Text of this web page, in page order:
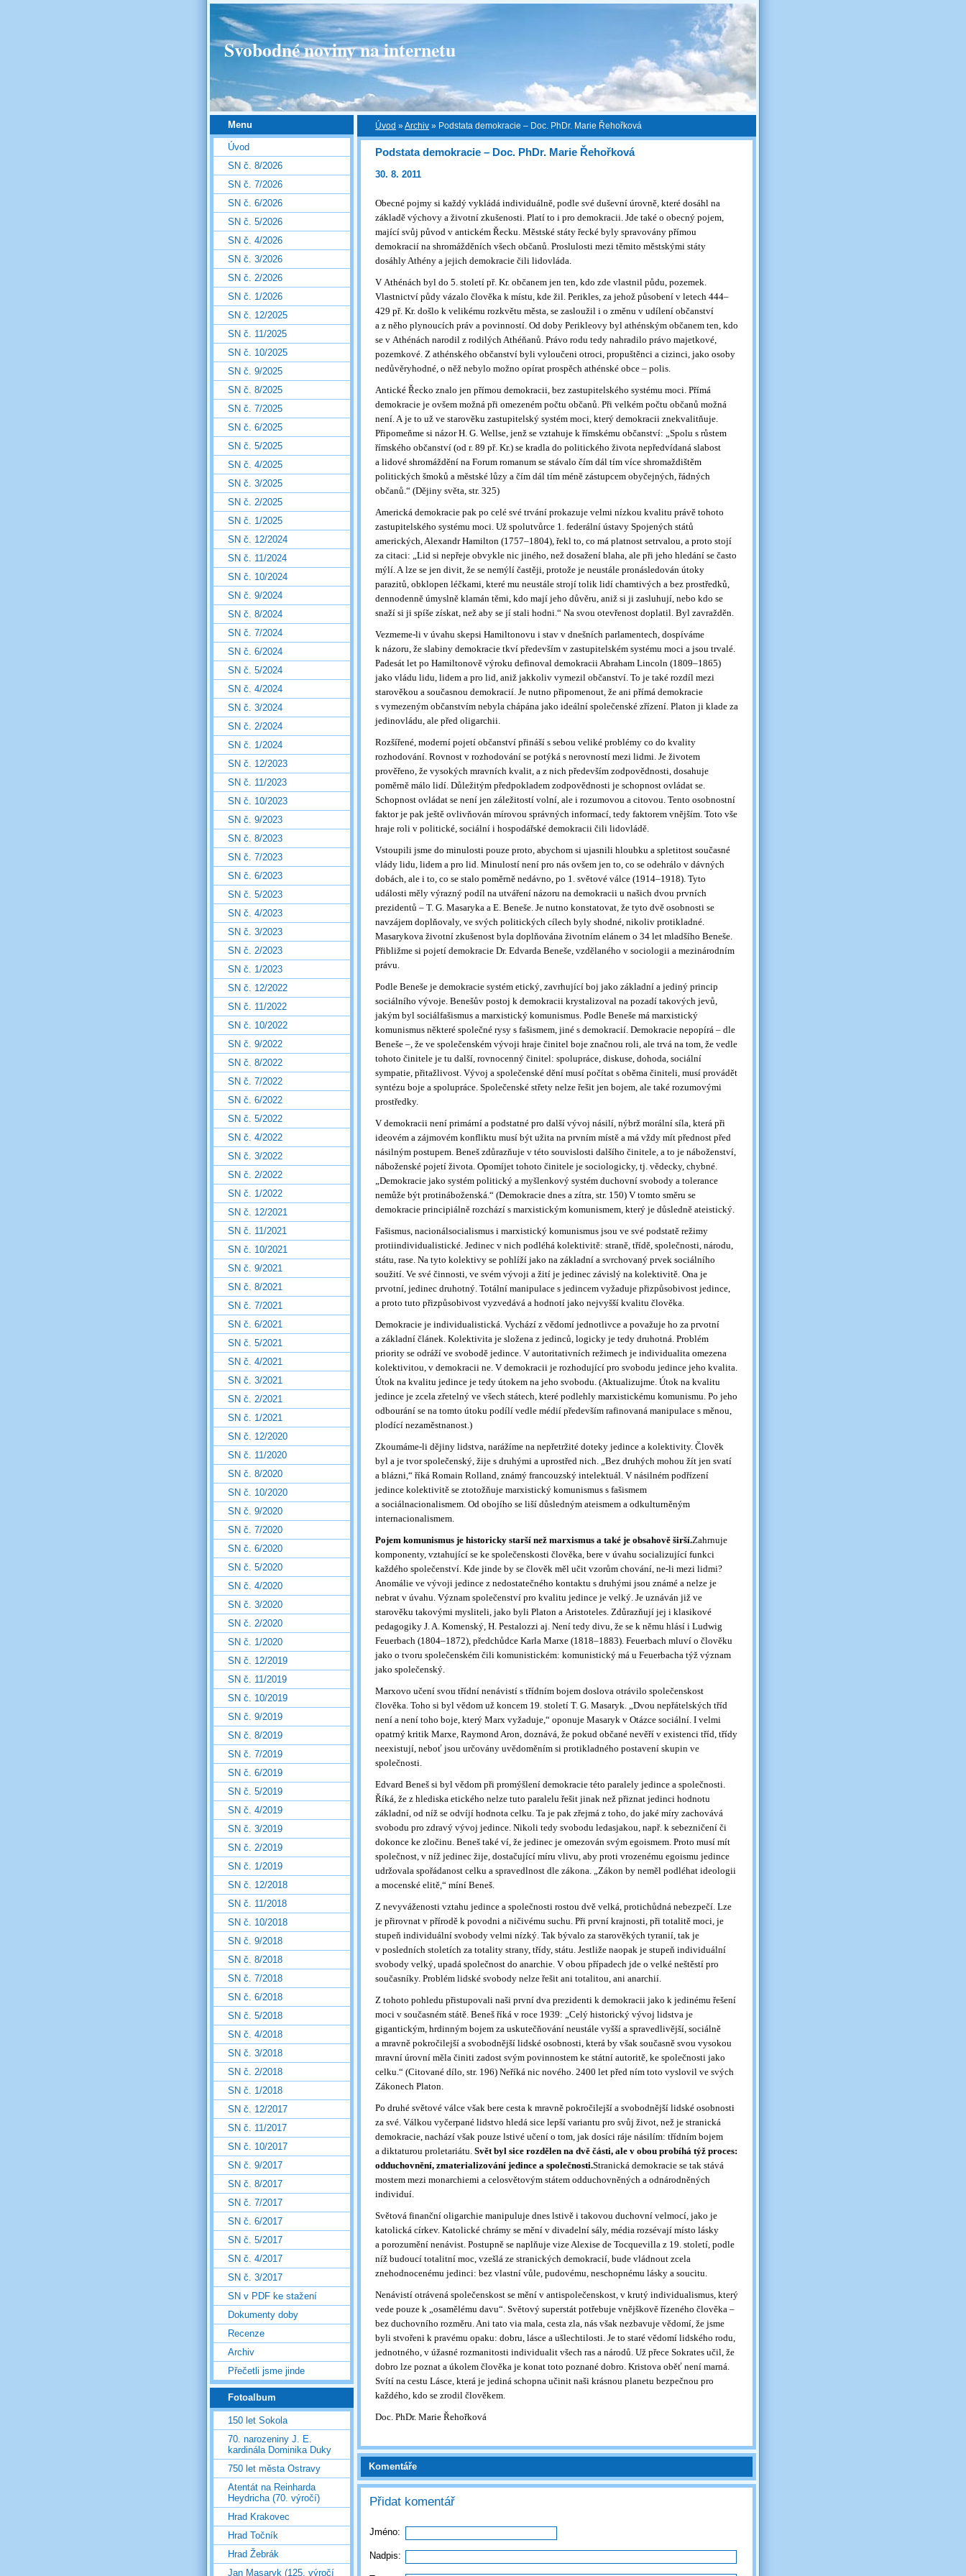
Svobodné noviny na internetu
Úvod »Archiv » Podstata demokracie – Doc. PhDr. Marie Řehořková
Podstata demokracie – Doc. PhDr. Marie Řehořková
30. 8. 2011
Obecné pojmy si každý vykládá individuálně, podle své duševní úrovně, které dosáhl na
základě výchovy a životní zkušenosti. Platí to i pro demokracii. Jde také o obecný pojem,
mající svůj původ v antickém Řecku. Městské státy řecké byly spravovány přímou
demokracií na shromážděních všech občanů. Proslulosti mezi těmito městskými státy
dosáhly Athény a jejich demokracie čili lidovláda.
V Athénách byl do 5. století př. Kr. občanem jen ten, kdo zde vlastnil půdu, pozemek.
Vlastnictví půdy vázalo člověka k místu, kde žil. Perikles, za jehož působení v letech 444–
429 př. Kr. došlo k velikému rozkvětu města, se zasloužil i o změnu v udílení občanství
a z něho plynoucích práv a povinností. Od doby Perikleovy byl athénským občanem ten, kdo
se v Athénách narodil z rodilých Athéňanů. Právo rodu tedy nahradilo právo majetkové,
pozemkové. Z athénského občanství byli vyloučeni otroci, propuštěnci a cizinci, jako osoby
nedůvěryhodné, o něž nebylo možno opírat prospěch athénské obce – polis.
Antické Řecko znalo jen přímou demokracii, bez zastupitelského systému moci. Přímá
demokracie je ovšem možná při omezeném počtu občanů. Při velkém počtu občanů možná
není. A je to už ve starověku zastupitelský systém moci, který demokracii znekvalitňuje.
Připomeňme si názor H. G. Wellse, jenž se vztahuje k římskému občanství: „Spolu s růstem
římského občanství (od r. 89 př. Kr.) se kradla do politického života nepředvídaná slabost
a lidové shromáždění na Forum romanum se stávalo čím dál tím více shromaždištěm
politických šmoků a městské lůzy a čím dál tím méně zástupcem obyčejných, řádných
občanů.“ (Dějiny světa, str. 325)
Americká demokracie pak po celé své trvání prokazuje velmi nízkou kvalitu právě tohoto
zastupitelského systému moci. Už spolutvůrce 1. federální ústavy Spojených států
amerických, Alexandr Hamilton (1757–1804), řekl to, co má platnost setrvalou, a proto stojí
za citaci: „Lid si nepřeje obvykle nic jiného, než dosažení blaha, ale při jeho hledání se často
mýlí. A lze se jen divit, že se nemýlí častěji, protože je neustále pronásledován útoky
parazitů, obklopen léčkami, které mu neustále strojí tolik lidí chamtivých a bez prostředků,
dennodenně úmyslně klamán těmi, kdo mají jeho důvěru, aniž si ji zasluhují, nebo kdo se
snaží si ji spíše získat, než aby se jí stali hodni.“ Na svou otevřenost doplatil. Byl zavražděn.
Vezmeme-li v úvahu skepsi Hamiltonovu i stav v dnešních parlamentech, dospíváme
k názoru, že slabiny demokracie tkví především v zastupitelském systému moci a jsou trvalé.
Padesát let po Hamiltonově výroku definoval demokracii Abraham Lincoln (1809–1865)
jako vládu lidu, lidem a pro lid, aniž jakkoliv vymezil občanství. To je také rozdíl mezi
starověkou a současnou demokracií. Je nutno připomenout, že ani přímá demokracie
s vymezeným občanstvím nebyla chápána jako ideální společenské zřízení. Platon ji klade za
jedinovládu, ale před oligarchii.
Rozšířené, moderní pojetí občanství přináší s sebou veliké problémy co do kvality
rozhodování. Rovnost v rozhodování se potýká s nerovností mezi lidmi. Je životem
prověřeno, že vysokých mravních kvalit, a z nich především zodpovědnosti, dosahuje
poměrně málo lidí. Důležitým předpokladem zodpovědnosti je schopnost ovládat se.
Schopnost ovládat se není jen záležitostí volní, ale i rozumovou a citovou. Tento osobnostní
faktor je pak ještě ovlivňován mírovou správných informací, tedy faktorem vnějším. Toto vše
hraje roli v politické, sociální i hospodářské demokracii čili lidovládě.
Vstoupili jsme do minulosti pouze proto, abychom si ujasnili hloubku a spletitost současné
vlády lidu, lidem a pro lid. Minulostí není pro nás ovšem jen to, co se odehrálo v dávných
dobách, ale i to, co se stalo poměrně nedávno, po 1. světové válce (1914–1918). Tyto
události měly výrazný podíl na utváření názoru na demokracii u našich dvou prvních
prezidentů – T. G. Masaryka a E. Beneše. Je nutno konstatovat, že tyto dvě osobnosti se
navzájem doplňovaly, ve svých politických cílech byly shodné, nikoliv protikladné.
Masarykova životní zkušenost byla doplňována životním elánem o 34 let mladšího Beneše.
Přibližme si pojetí demokracie Dr. Edvarda Beneše, vzdělaného v sociologii a mezinárodním
právu.
Podle Beneše je demokracie systém etický, zavrhující boj jako základní a jediný princip
sociálního vývoje. Benešův postoj k demokracii krystalizoval na pozadí takových jevů,
jakým byl sociálfašismus a marxistický komunismus. Podle Beneše má marxistický
komunismus některé společné rysy s fašismem, jiné s demokracií. Demokracie nepopírá – dle
Beneše –, že ve společenském vývoji hraje činitel boje značnou roli, ale trvá na tom, že vedle
tohoto činitele je tu další, rovnocenný činitel: spolupráce, diskuse, dohoda, sociální
sympatie, přitažlivost. Vývoj a společenské dění musí počítat s oběma činiteli, musí provádět
syntézu boje a spolupráce. Společenské střety nelze řešit jen bojem, ale také rozumovými
prostředky.
V demokracii není primární a podstatné pro další vývoj násilí, nýbrž morální síla, která při
ideovém a zájmovém konfliktu musí být užita na prvním místě a má vždy mít přednost před
násilným postupem. Beneš zdůrazňuje v této souvislosti dalšího činitele, a to je náboženství,
náboženské pojetí života. Opomíjet tohoto činitele je sociologicky, tj. vědecky, chybné.
„Demokracie jako systém politický a myšlenkový systém duchovní svobody a tolerance
nemůže být protináboženská.“ (Demokracie dnes a zítra, str. 150) V tomto směru se
demokracie principiálně rozchází s marxistickým komunismem, který je důsledně ateistický.
Fašismus, nacionálsocialismus i marxistický komunismus jsou ve své podstatě režimy
protiindividualistické. Jedinec v nich podléhá kolektivitě: straně, třídě, společnosti, národu,
státu, rase. Na tyto kolektivy se pohlíží jako na základní a svrchovaný prvek sociálního
soužití. Ve své činnosti, ve svém vývoji a žití je jedinec závislý na kolektivitě. Ona je
prvotní, jedinec druhotný. Totální manipulace s jedincem vyžaduje přizpůsobivost jedince,
a proto tuto přizpůsobivost vyzvedává a hodnotí jako nejvyšší kvalitu člověka.
Demokracie je individualistická. Vychází z vědomí jednotlivce a považuje ho za prvotní
a základní článek. Kolektivita je složena z jedinců, logicky je tedy druhotná. Problém
priority se odráží ve svobodě jedince. V autoritativních režimech je individualita omezena
kolektivitou, v demokracii ne. V demokracii je rozhodující pro svobodu jedince jeho kvalita.
Útok na kvalitu jedince je tedy útokem na jeho svobodu. (Aktualizujme. Útok na kvalitu
jedince je zcela zřetelný ve všech státech, které podlehly marxistickému komunismu. Po jeho
odbourání se na tomto útoku podílí vedle médií především rafinovaná manipulace s měnou,
plodící nezaměstnanost.)
Zkoumáme-li dějiny lidstva, narážíme na nepřetržité doteky jedince a kolektivity. Člověk
byl a je tvor společenský, žije s druhými a uprostřed nich. „Bez druhých mohou žít jen svatí
a blázni,“ říká Romain Rolland, známý francouzský intelektuál. V násilném podřízení
jedince kolektivitě se ztotožňuje marxistický komunismus s fašismem
a sociálnacionalismem. Od obojího se liší důsledným ateismem a odkulturněným
internacionalismem.
Pojem komunismus je historicky starší než marxismus a také je obsahově širší.Zahrnuje
komponenty, vztahující se ke společenskosti člověka, bere v úvahu socializující funkci
každého společenství. Kde jinde by se člověk měl učit vzorům chování, ne-li mezi lidmi?
Anomálie ve vývoji jedince z nedostatečného kontaktu s druhými jsou známé a nelze je
nebrat v úvahu. Význam společenství pro kvalitu jedince je velký. Je uznáván již ve
starověku takovými mysliteli, jako byli Platon a Aristoteles. Zdůrazňují jej i klasikové
pedagogiky J. A. Komenský, H. Pestalozzi aj. Není tedy divu, že se k němu hlásí i Ludwig
Feuerbach (1804–1872), předchůdce Karla Marxe (1818–1883). Feuerbach mluví o člověku
jako o tvoru společenském čili komunistickém: komunistický má u Feuerbacha týž význam
jako společenský.
Marxovo učení svou třídní nenávistí s třídním bojem doslova otrávilo společenskost
člověka. Toho si byl vědom už koncem 19. století T. G. Masaryk. „Dvou nepřátelských tříd
není a není toho boje, který Marx vyžaduje,“ oponuje Masaryk v Otázce sociální. I velmi
opatrný kritik Marxe, Raymond Aron, doznává, že pokud občané nevěří v existenci tříd, třídy
neexistují, neboť jsou určovány uvědoměním si protikladného postavení skupin ve
společnosti.
Edvard Beneš si byl vědom při promýšlení demokracie této paralely jedince a společnosti.
Říká, že z hlediska etického nelze tuto paralelu řešit jinak než přiznat jedinci hodnotu
základní, od níž se odvíjí hodnota celku. Ta je pak zřejmá z toho, do jaké míry zachovává
svobodu pro zdravý vývoj jedince. Nikoli tedy svobodu ledasjakou, např. k sebezničení či
dokonce ke zločinu. Beneš také ví, že jedinec je omezován svým egoismem. Proto musí mít
společnost, v níž jedinec žije, dostačující míru vlivu, aby proti vrozenému egoismu jedince
udržovala spořádanost celku a spravedlnost dle zákona. „Zákon by neměl podléhat ideologii
a mocenské elitě,“ míní Beneš.
Z nevyváženosti vztahu jedince a společnosti rostou dvě velká, protichůdná nebezpečí. Lze
je přirovnat v přírodě k povodni a ničivému suchu. Při první krajnosti, při totalitě moci, je
stupeň individuální svobody velmi nízký. Tak bývalo za starověkých tyranií, tak je
v posledních stoletích za totality strany, třídy, státu. Jestliže naopak je stupeň individuální
svobody velký, upadá společnost do anarchie. V obou případech jde o velké neštěstí pro
současníky. Problém lidské svobody nelze řešit ani totalitou, ani anarchií.
Z tohoto pohledu přistupovali naši první dva prezidenti k demokracii jako k jedinému řešení
moci v současném státě. Beneš říká v roce 1939: „Celý historický vývoj lidstva je
gigantickým, hrdinným bojem za uskutečňování neustále vyšší a spravedlivější, sociálně
a mravně pokročilejší a svobodnější lidské osobnosti, která by však současně svou vysokou
mravní úrovní měla činiti zadost svým povinnostem ke státní autoritě, ke společnosti jako
celku.“ (Citované dílo, str. 196) Neříká nic nového. 2400 let před ním toto vyslovil ve svých
Zákonech Platon.
Po druhé světové válce však bere cesta k mravně pokročilejší a svobodnější lidské osobnosti
za své. Válkou vyčerpané lidstvo hledá sice lepší variantu pro svůj život, než je stranická
demokracie, nachází však pouze lstivé učení o tom, jak dosíci ráje násilím: třídním bojem
a diktaturou proletariátu. Svět byl sice rozdělen na dvě části, ale v obou probíhá týž proces:
odduchovnění, zmaterializování jedince a společnosti.Stranická demokracie se tak stává
mostem mezi monarchiemi a celosvětovým státem odduchovněných a odnárodněných
individuí.
Světová finanční oligarchie manipuluje dnes lstivě i takovou duchovní velmocí, jako je
katolická církev. Katolické chrámy se mění v divadelní sály, média rozsévají místo lásky
a porozumění nenávist. Postupně se naplňuje vize Alexise de Tocquevilla z 19. století, podle
níž budoucí totalitní moc, vzešlá ze stranických demokracií, bude vládnout zcela
znehodnocenému jedinci: bez vlastní vůle, pudovému, neschopnému lásky a soucitu.
Nenávistí otrávená společenskost se mění v antispolečenskost, v krutý individualismus, který
vede pouze k „osamělému davu“. Světový superstát potřebuje vnějškově řízeného člověka –
bez duchovního rozměru. Ani tato via mala, cesta zla, nás však nezbavuje vědomí, že jsme
byli stvořeni k pravému opaku: dobru, lásce a ušlechtilosti. Je to staré vědomí lidského rodu,
jednotného, v úžasné rozmanitosti individualit všech ras a národů. Už přece Sokrates učil, že
dobro lze poznat a úkolem člověka je konat toto poznané dobro. Kristova oběť není marná.
Svítí na cestu Lásce, která je jediná schopna učinit naši krásnou planetu bezpečnou pro
každého, kdo se zrodil člověkem.
Doc. PhDr. Marie Řehořková
Komentáře
Přidat komentář
Jméno:
Nadpis:
Menu
Úvod
SN č. 8/2026
SN č. 7/2026
SN č. 6/2026
SN č. 5/2026
SN č. 4/2026
SN č. 3/2026
SN č. 2/2026
SN č. 1/2026
SN č. 12/2025
SN č. 11/2025
SN č. 10/2025
SN č. 9/2025
SN č. 8/2025
SN č. 7/2025
SN č. 6/2025
SN č. 5/2025
SN č. 4/2025
SN č. 3/2025
SN č. 2/2025
SN č. 1/2025
SN č. 12/2024
SN č. 11/2024
SN č. 10/2024
SN č. 9/2024
SN č. 8/2024
SN č. 7/2024
SN č. 6/2024
SN č. 5/2024
SN č. 4/2024
SN č. 3/2024
SN č. 2/2024
SN č. 1/2024
SN č. 12/2023
SN č. 11/2023
SN č. 10/2023
SN č. 9/2023
SN č. 8/2023
SN č. 7/2023
SN č. 6/2023
SN č. 5/2023
SN č. 4/2023
SN č. 3/2023
SN č. 2/2023
SN č. 1/2023
SN č. 12/2022
SN č. 11/2022
SN č. 10/2022
SN č. 9/2022
SN č. 8/2022
SN č. 7/2022
SN č. 6/2022
SN č. 5/2022
SN č. 4/2022
SN č. 3/2022
SN č. 2/2022
SN č. 1/2022
SN č. 12/2021
SN č. 11/2021
SN č. 10/2021
SN č. 9/2021
SN č. 8/2021
SN č. 7/2021
SN č. 6/2021
SN č. 5/2021
SN č. 4/2021
SN č. 3/2021
SN č. 2/2021
SN č. 1/2021
SN č. 12/2020
SN č. 11/2020
SN č. 8/2020
SN č. 10/2020
SN č. 9/2020
SN č. 7/2020
SN č. 6/2020
SN č. 5/2020
SN č. 4/2020
SN č. 3/2020
SN č. 2/2020
SN č. 1/2020
SN č. 12/2019
SN č. 11/2019
SN č. 10/2019
SN č. 9/2019
SN č. 8/2019
SN č. 7/2019
SN č. 6/2019
SN č. 5/2019
SN č. 4/2019
SN č. 3/2019
SN č. 2/2019
SN č. 1/2019
SN č. 12/2018
SN č. 11/2018
SN č. 10/2018
SN č. 9/2018
SN č. 8/2018
SN č. 7/2018
SN č. 6/2018
SN č. 5/2018
SN č. 4/2018
SN č. 3/2018
SN č. 2/2018
SN č. 1/2018
SN č. 12/2017
SN č. 11/2017
SN č. 10/2017
SN č. 9/2017
SN č. 8/2017
SN č. 7/2017
SN č. 6/2017
SN č. 5/2017
SN č. 4/2017
SN č. 3/2017
SN v PDF ke stažení
Dokumenty doby
Recenze
Archiv
Přečetli jsme jinde
Fotoalbum
150 let Sokola
70. narozeniny J. E.
kardinála Dominika Duky
750 let města Ostravy
Atentát na Reinharda
Heydricha (70. výročí)
Hrad Krakovec
Hrad Točník
Hrad Žebrák
Jan Masaryk (125. výročí